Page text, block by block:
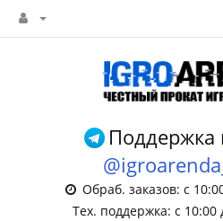
Поддержка
Обраб. заказов: с
Тех. поддержка: с 10:00